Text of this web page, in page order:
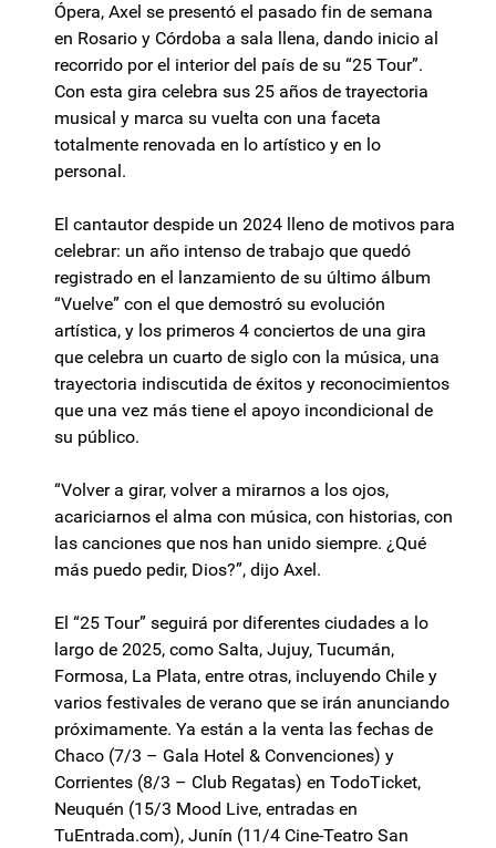
Ópera, Axel se presentó el pasado fin de semana
en Rosario y Córdoba a sala llena, dando inicio al
recorrido por el interior del país de su “25 Tour”.
Con esta gira celebra sus 25 años de trayectoria
musical y marca su vuelta con una faceta
totalmente renovada en lo artístico y en lo
personal.
El cantautor despide un 2024 lleno de motivos para
celebrar: un año intenso de trabajo que quedó
registrado en el lanzamiento de su último álbum
“Vuelve” con el que demostró su evolución
artística, y los primeros 4 conciertos de una gira
que celebra un cuarto de siglo con la música, una
trayectoria indiscutida de éxitos y reconocimientos
que una vez más tiene el apoyo incondicional de
su público.
“Volver a girar, volver a mirarnos a los ojos,
acariciarnos el alma con música, con historias, con
las canciones que nos han unido siempre. ¿Qué
más puedo pedir, Dios?”, dijo Axel.
El “25 Tour” seguirá por diferentes ciudades a lo
largo de 2025, como Salta, Jujuy, Tucumán,
Formosa, La Plata, entre otras, incluyendo Chile y
varios festivales de verano que se irán anunciando
próximamente. Ya están a la venta las fechas de
Chaco (7/3 – Gala Hotel & Convenciones) y
Corrientes (8/3 – Club Regatas) en TodoTicket,
Neuquén (15/3 Mood Live, entradas en
TuEntrada.com), Junín (11/4 Cine-Teatro San